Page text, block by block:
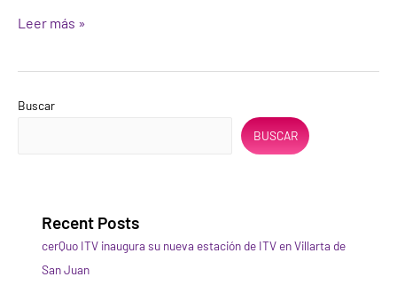
Leer más »
Buscar
BUSCAR
Recent Posts
cerQuo ITV inaugura su nueva estación de ITV en Villarta de
San Juan